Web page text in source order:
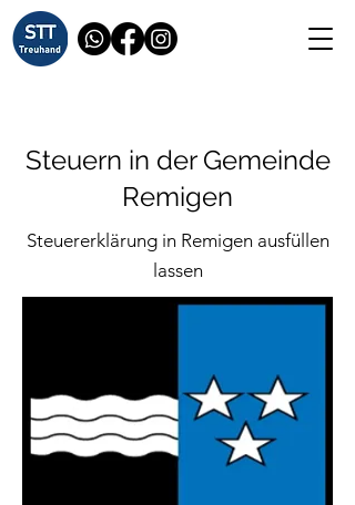
Steuern in der Gemeinde
Remigen
Steuererklärung in Remigen ausfüllen
lassen